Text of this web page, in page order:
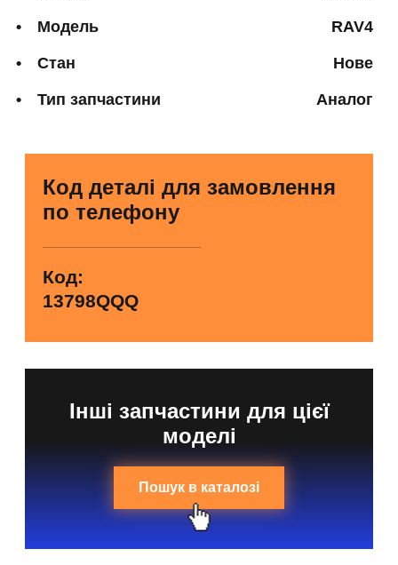
Модель RAV4
Стан Нове
Тип запчастини Аналог
Код деталі для замовлення
по телефону
Код:
13798QQQ
Інші запчастини для цієї
моделі
Пошук в каталозі